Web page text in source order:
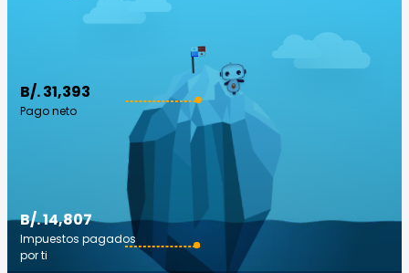
B/. 31,393
Pago neto
B/. 14,807
Impuestos pagados
por ti